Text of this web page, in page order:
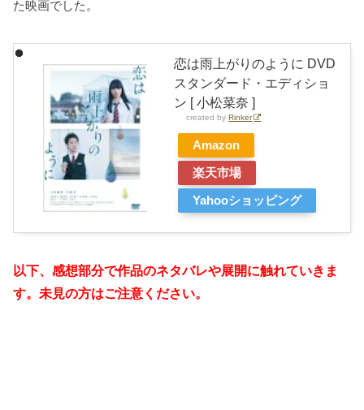
た映画でした。
恋は雨上がりのように DVD
スタンダード・エディショ
ン [ 小松菜奈 ]
created by Rinker
Amazon
楽天市場
Yahooショッピング
以下、感想部分で作品のネタバレや展開に触れていきま
す。未見の方はご注意ください。